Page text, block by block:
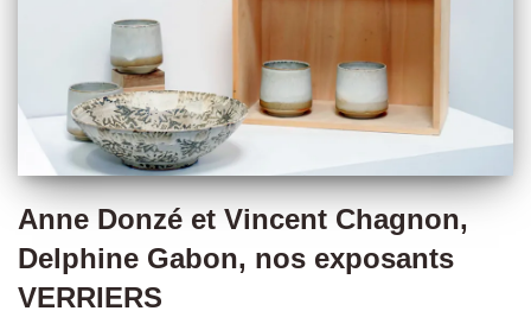
Anne Donzé et Vincent Chagnon,
Delphine Gabon, nos exposants
VERRIERS